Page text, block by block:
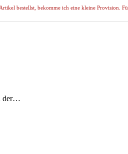
bestellst, bekomme ich eine kleine Provision.
der…